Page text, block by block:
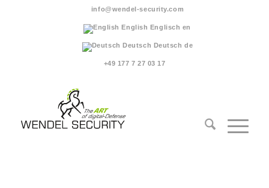
info@wendel-security.com
English Englisch en
Deutsch Deutsch de
+49 177 7 27 03 17